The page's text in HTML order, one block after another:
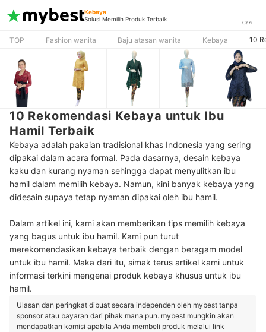
Kebaya
Solusi Memilih Produk Terbaik
Cari
TOP Fashion wanita Baju atasan wanita Kebaya 10
10 Rekomendasi Kebaya untuk Ibu
Hamil Terbaik
Kebaya adalah pakaian tradisional khas Indonesia yang sering
dipakai dalam acara formal. Pada dasarnya, desain kebaya
kaku dan kurang nyaman sehingga dapat menyulitkan ibu
hamil dalam memilih kebaya. Namun, kini banyak kebaya yang
didesain supaya tetap nyaman dipakai oleh ibu hamil.
Dalam artikel ini, kami akan memberikan tips memilih kebaya
yang bagus untuk ibu hamil. Kami pun turut
merekomendasikan kebaya terbaik dengan beragam model
untuk ibu hamil. Maka dari itu, simak terus artikel kami untuk
informasi terkini mengenai produk kebaya khusus untuk ibu
hamil.
Ulasan dan peringkat dibuat secara independen oleh mybest tanpa
sponsor atau bayaran dari pihak mana pun. mybest mungkin akan
mendapatkan komisi apabila Anda membeli produk melalui link